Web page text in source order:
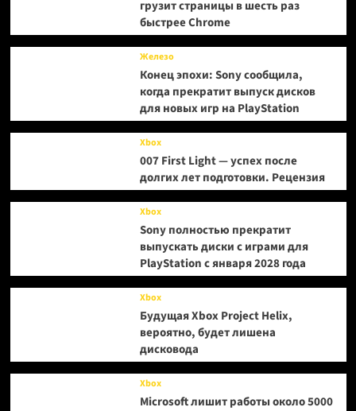
грузит страницы в шесть раз
быстрее Chrome
Железо
Конец эпохи: Sony сообщила,
когда прекратит выпуск дисков
для новых игр на PlayStation
Xbox
007 First Light — успех после
долгих лет подготовки. Рецензия
Xbox
Sony полностью прекратит
выпускать диски с играми для
PlayStation с января 2028 года
Xbox
Будущая Xbox Project Helix,
вероятно, будет лишена
дисковода
Xbox
Microsoft лишит работы около 5000